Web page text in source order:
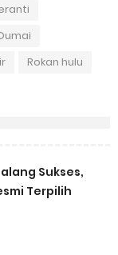
Rokan hulu
Sukses,
Terpilih